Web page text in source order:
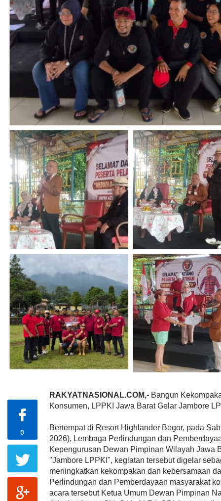
0
RAKYATNASIONAL.COM,- Bangun
Konsumen, LPPKI Jawa Barat Gelar Jambore
Bertempat di Resort Highlander Bogor, pada
2026), Lembaga Perlindungan dan
Kepengurusan Dewan Pimpinan Wilayah Jawa
"Jambore LPPKI", kegiatan tersebut digelar
meningkatkan kekompakan dan kebersamaan
Perlindungan dan Pemberdayaan masyarakat
acara tersebut Ketua Umum Dewan Pimpinan